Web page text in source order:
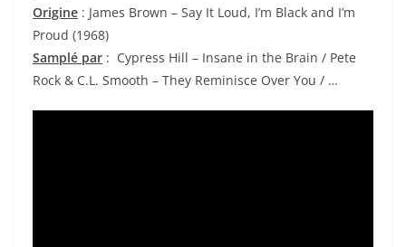
Origine : James Brown – Say It Loud, I’m Black and I’m
Proud (1968)
Samplé par : Cypress Hill – Insane in the Brain / Pete
Rock & C.L. Smooth – They Reminisce Over You / …